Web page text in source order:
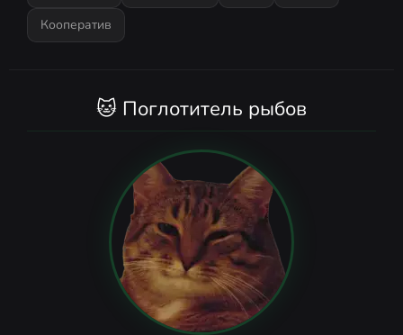
Кооператив
🐱 Поглотитель рыбов